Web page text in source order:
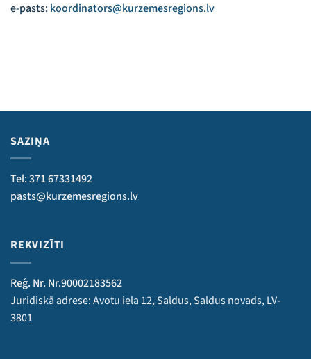
e-pasts: koordinators@kurzemesregions.lv
SAZIŅA
Tel: 371 67331492
pasts@kurzemesregions.lv
REKVIZĪTI
Reģ. Nr. Nr.90002183562
Juridiskā adrese: Avotu iela 12, Saldus, Saldus novads, LV-
3801